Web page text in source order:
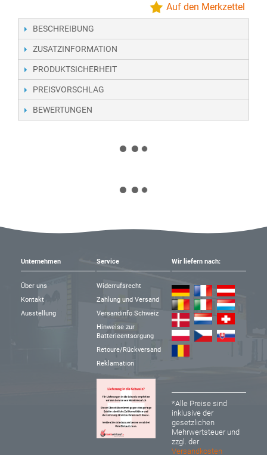
Auf den Merkzettel
BESCHREIBUNG
ZUSATZINFORMATION
PRODUKTSICHERHEIT
PREISVORSCHLAG
BEWERTUNGEN
Unternehmen
Über uns
Kontakt
Ausstellung
Service
Widerrufsrecht
Zahlung und Versand
Versandinfo Schweiz
Hinweise zur
Batterieentsorgung
Retoure/Rückversand
Reklamation
Wir liefern nach:
*Alle Preise sind
inklusive der
gesetzlichen
Mehrwertsteuer und
zzgl. der
Versandkosten